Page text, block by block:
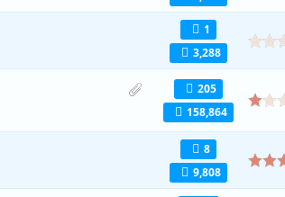
1
3,288
205
158,864
8
9,808